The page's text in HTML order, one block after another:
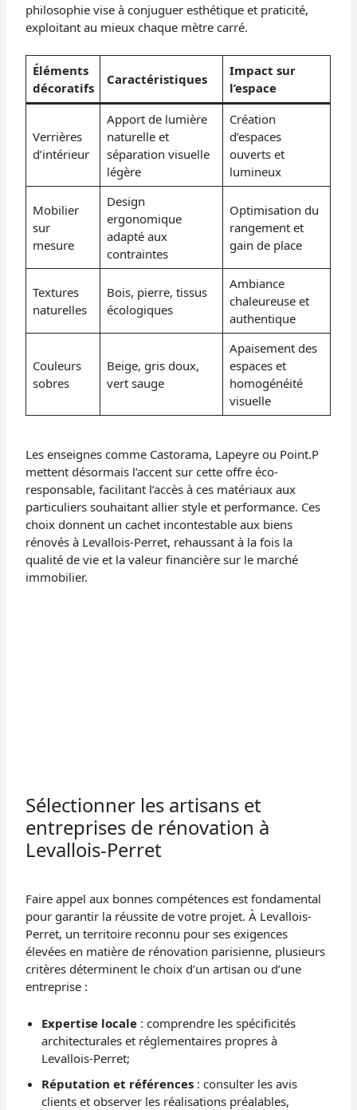
philosophie vise à conjuguer esthétique et praticité,
exploitant au mieux chaque mètre carré.
Éléments
décoratifs
Caractéristiques
Impact sur
l’espace
Verrières
d’intérieur
Apport de lumière
naturelle et
séparation visuelle
légère
Création
d’espaces
ouverts et
lumineux
Mobilier
sur
mesure
Design
ergonomique
adapté aux
contraintes
Optimisation du
rangement et
gain de place
Textures
naturelles
Bois, pierre, tissus
écologiques
Ambiance
chaleureuse et
authentique
Couleurs
sobres
Beige, gris doux,
vert sauge
Apaisement des
espaces et
homogénéité
visuelle
Les enseignes comme Castorama, Lapeyre ou Point.P
mettent désormais l’accent sur cette offre éco-
responsable, facilitant l’accès à ces matériaux aux
particuliers souhaitant allier style et performance. Ces
choix donnent un cachet incontestable aux biens
rénovés à Levallois-Perret, rehaussant à la fois la
qualité de vie et la valeur financière sur le marché
immobilier.
Sélectionner les artisans et
entreprises de rénovation à
Levallois-Perret
Faire appel aux bonnes compétences est fondamental
pour garantir la réussite de votre projet. À Levallois-
Perret, un territoire reconnu pour ses exigences
élevées en matière de rénovation parisienne, plusieurs
critères déterminent le choix d’un artisan ou d’une
entreprise :
Expertise locale : comprendre les spécificités
architecturales et réglementaires propres à
Levallois-Perret;
Réputation et références : consulter les avis
clients et observer les réalisations préalables,